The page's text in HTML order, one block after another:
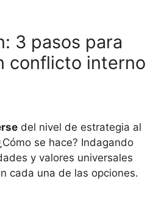
3 pasos para
conflicto interno
del nivel de estrategia al
se hace? Indagando
y valores universales
cada una de las opciones.